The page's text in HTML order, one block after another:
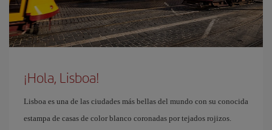
¡Hola, Lisboa!
Lisboa es una de las ciudades más bellas del mundo con su conocida
estampa de casas de color blanco coronadas por tejados rojizos.